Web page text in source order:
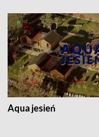
Aqua jesień